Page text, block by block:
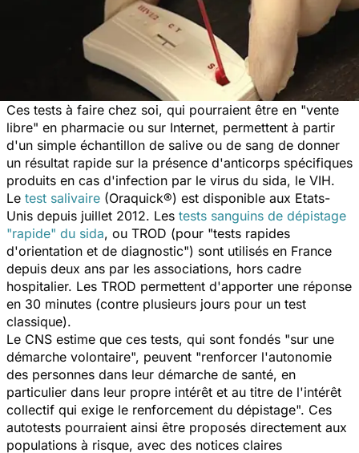
Ces tests à faire chez soi, qui pourraient être en "vente
libre" en pharmacie ou sur Internet, permettent à partir
d'un simple échantillon de salive ou de sang de donner
un résultat rapide sur la présence d'anticorps spécifiques
produits en cas d'infection par le virus du sida, le VIH.
Le test salivaire (Oraquick®) est disponible aux Etats-
Unis depuis juillet 2012. Les tests sanguins de dépistage
"rapide" du sida, ou TROD (pour "tests rapides
d'orientation et de diagnostic") sont utilisés en France
depuis deux ans par les associations, hors cadre
hospitalier. Les TROD permettent d'apporter une réponse
en 30 minutes (contre plusieurs jours pour un test
classique).
Le CNS estime que ces tests, qui sont fondés "sur une
démarche volontaire", peuvent "renforcer l'autonomie
des personnes dans leur démarche de santé, en
particulier dans leur propre intérêt et au titre de l'intérêt
collectif qui exige le renforcement du dépistage". Ces
autotests pourraient ainsi être proposés directement aux
populations à risque, avec des notices claires